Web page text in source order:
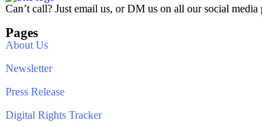
Can’t call? Just email us, or DM us on all our social
Pages
About Us
Newsletter
Press Release
Digital Rights Tracker